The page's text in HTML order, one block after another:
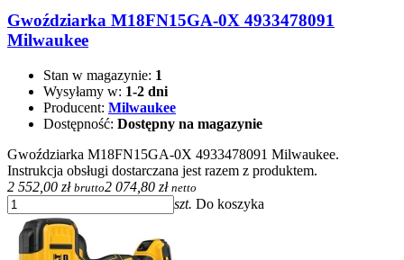
Gwoździarka M18FN15GA-0X 4933478091
Milwaukee
Stan w magazynie: 1
Wysyłamy w: 1-2 dni
Producent: Milwaukee
Dostępność: Dostępny na magazynie
Gwoździarka M18FN15GA-0X 4933478091 Milwaukee.
Instrukcja obsługi dostarczana jest razem z produktem.
2 552,00 zł brutto2 074,80 zł netto
szt. Do koszyka